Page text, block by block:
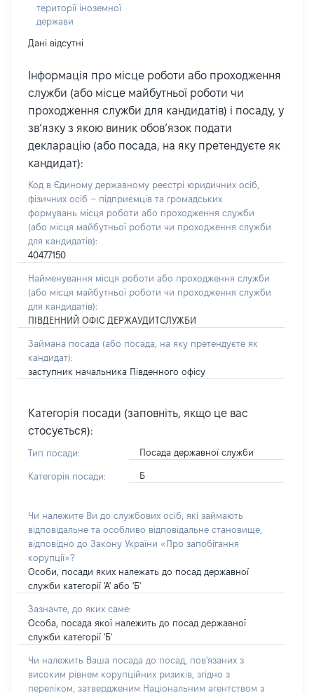
території іноземної
держави
Дані відсутні
Інформація про місце роботи або проходження
служби (або місце майбутньої роботи чи
проходження служби для кандидатів) і посаду, у
зв’язку з якою виник обов’язок подати
декларацію (або посада, на яку претендуєте як
кандидат):
Код в Єдиному державному реєстрі юридичних осіб,
фізичних осіб – підприємців та громадських
формувань місця роботи або проходження служби
(або місця майбутньої роботи чи проходження служби
для кандидатів):
40477150
Найменування місця роботи або проходження служби
(або місця майбутньої роботи чи проходження служби
для кандидатів):
ПІВДЕННИЙ ОФІС ДЕРЖАУДИТСЛУЖБИ
Займана посада (або посада, на яку претендуєте як
кандидат):
заступник начальника Південного офісу
Категорія посади (заповніть, якщо це вас
стосується):
Тип посади: Посада державної служби
Категорія посади: Б
Чи належите Ви до службових осіб, які займають
відповідальне та особливо відповідальне становище,
відповідно до Закону України «Про запобігання
корупції»?
Особи, посади яких належать до посад державної
служби категорії 'А' або 'Б'
Зазначте, до яких саме:
Особа, посада якої належить до посад державної
служби категорії 'Б'
Чи належить Ваша посада до посад, пов'язаних з
високим рівнем корупційних ризиків, згідно з
переліком, затвердженим Національним агентством з